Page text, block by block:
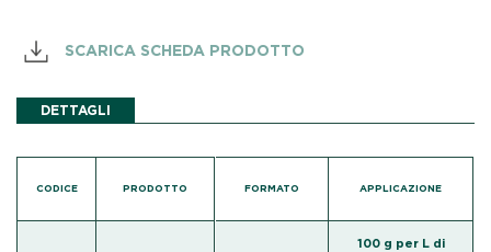
SCARICA SCHEDA PRODOTTO
DETTAGLI
CODICE PRODOTTO FORMATO APPLICAZIONE
100 g per L di